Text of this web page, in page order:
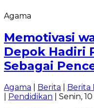
Agama
Memotivasi
Depok Hadiri
Sebagai
Agama Berita Berita
Pendidikan | Senin,